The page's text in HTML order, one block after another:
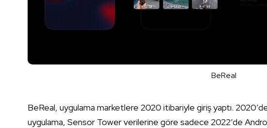
BeReal
BeReal, uygulama marketlere 2020 itibariyle giriş yaptı.
uygulama, Sensor Tower verilerine göre sadece 2022’de